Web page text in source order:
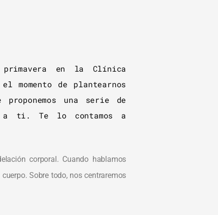
primavera en la Clínica
momento de plantearnos
una serie de
a ti. Te lo contamos a
corporal. Cuando hablamos
Sobre todo, nos centraremos